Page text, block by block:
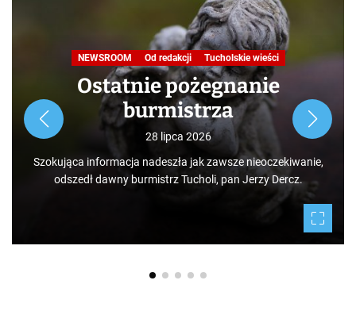
Podróże małe i duże. Ścieżka
przyrodniczo-dydaktyczna
„Jelenia Wyspa”
24 lipca 2026
Rozpoczynamy nowy cykl opowieści zarówno dla turystów,
jak i mieszkańców, którzy niekoniecznie muszą podróżować
po świecie. Mamy niezwykłe szczęście żyć w Borach
Tucholskich i korzystać i to w dodatku za darmo z tego, co
daje nam natura.